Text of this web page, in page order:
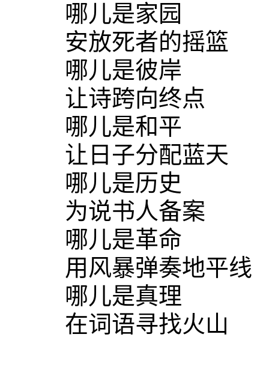
哪儿是家园
安放死者的摇篮
哪儿是彼岸
让诗跨向终点
哪儿是和平
让日子分配蓝天
哪儿是历史
为说书人备案
哪儿是革命
用风暴弹奏地平线
哪儿是真理
在词语寻找火山